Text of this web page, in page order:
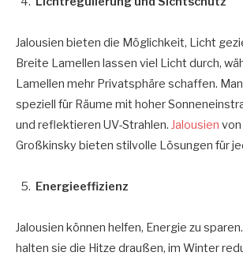
Jalousien bieten die Möglichkeit, Licht
Breite Lamellen lassen viel Licht durch,
Lamellen mehr Privatsphäre schaffen.
speziell für Räume mit hoher
und reflektieren UV-Strahlen. Jalousien
Großkinsky bieten stilvolle Lösungen für
Energieeffizienz
Jalousien können helfen, Energie zu
halten sie die Hitze draußen, im Winter